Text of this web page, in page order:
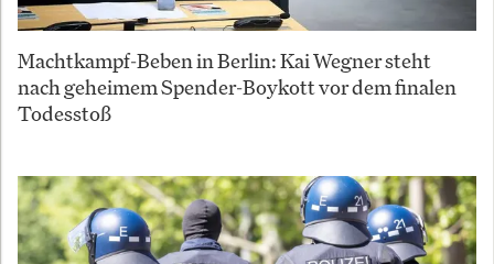
Machtkampf-Beben in Berlin: Kai Wegner steht
nach geheimem Spender-Boykott vor dem finalen
Todesstoß